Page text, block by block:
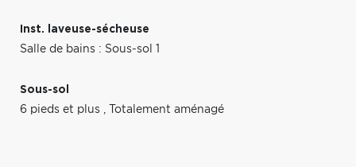
Inst. laveuse-sécheuse
Salle de bains : Sous-sol 1
Sous-sol
6 pieds et plus , Totalement aménagé